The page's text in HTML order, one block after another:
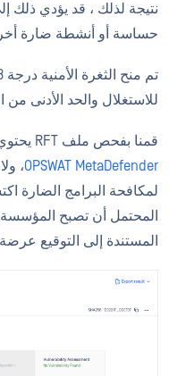
نتيجة لذلك ، قد يؤدي ذلك
حساسة أو أنشطة ضارة
للاستغلال والحد الأدنى
قمنا بفحص ملف RFT يحتوي على تعليمات برمجية ضارة باستخدام
OPSWAT MetaDefender
لمكافحة البرامج الضارة
المحتمل أن تصبح
المستندة إلى التوقيع